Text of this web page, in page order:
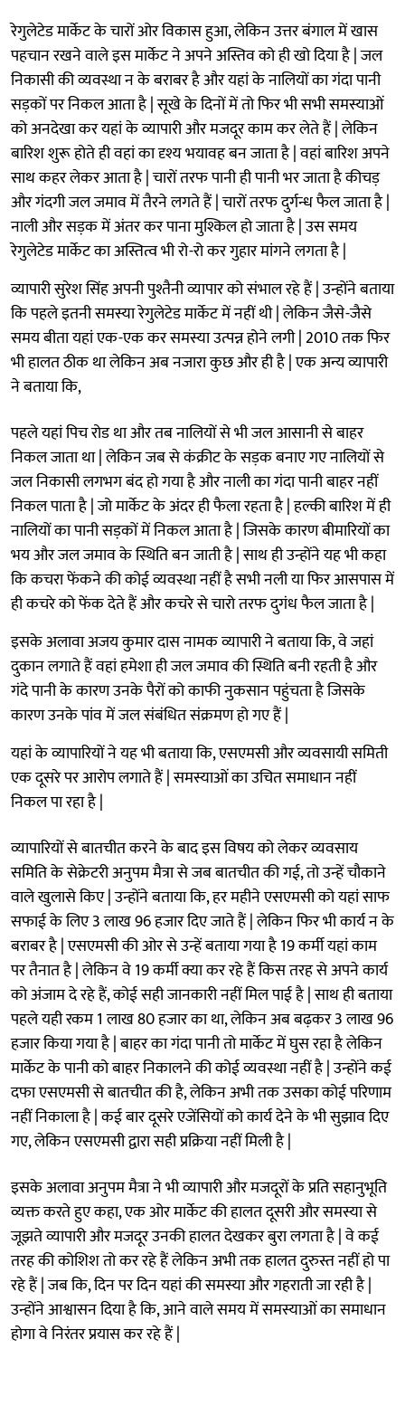
रेगुलेटेड मार्केट के चारों ओर विकास हुआ, लेकिन उत्तर बंगाल में खास
पहचान रखने वाले इस मार्केट ने अपने अस्तिव को ही खो दिया है | जल
निकासी की व्यवस्था न के बराबर है और यहां के नालियों का गंदा पानी
सड़कों पर निकल आता है | सूखे के दिनों में तो फिर भी सभी समस्याओं
को अनदेखा कर यहां के व्यापारी और मजदूर काम कर लेते हैं | लेकिन
बारिश शुरू होते ही वहां का दृश्य भयावह बन जाता है | वहां बारिश अपने
साथ कहर लेकर आता है | चारों तरफ पानी ही पानी भर जाता है कीचड़
और गंदगी जल जमाव में तैरने लगते हैं | चारों तरफ दुर्गन्ध फैल जाता है |
नाली और सड़क में अंतर कर पाना मुश्किल हो जाता है | उस समय
रेगुलेटेड मार्केट का अस्तित्व भी रो-रो कर गुहार मांगने लगता है |
व्यापारी सुरेश सिंह अपनी पुश्तैनी व्यापार को संभाल रहे हैं | उन्होंने बताया
कि पहले इतनी समस्या रेगुलेटेड मार्केट में नहीं थी | लेकिन जैसे-जैसे
समय बीता यहां एक-एक कर समस्या उत्पन्न होने लगी | 2010 तक फिर
भी हालत ठीक था लेकिन अब नजारा कुछ और ही है | एक अन्य व्यापारी
ने बताया कि,
पहले यहां पिच रोड था और तब नालियों से भी जल आसानी से बाहर
निकल जाता था | लेकिन जब से कंक्रीट के सड़क बनाए गए नालियों से
जल निकासी लगभग बंद हो गया है और नाली का गंदा पानी बाहर नहीं
निकल पाता है | जो मार्केट के अंदर ही फैला रहता है | हल्की बारिश में ही
नालियों का पानी सड़कों में निकल आता है | जिसके कारण बीमारियों का
भय और जल जमाव के स्थिति बन जाती है | साथ ही उन्होंने यह भी कहा
कि कचरा फेंकने की कोई व्यवस्था नहीं है सभी नली या फिर आसपास में
ही कचरे को फेंक देते हैं और कचरे से चारो तरफ दुगंध फैल जाता है |
इसके अलावा अजय कुमार दास नामक व्यापारी ने बताया कि, वे जहां
दुकान लगाते हैं वहां हमेशा ही जल जमाव की स्थिति बनी रहती है और
गंदे पानी के कारण उनके पैरों को काफी नुकसान पहुंचता है जिसके
कारण उनके पांव में जल संबंधित संक्रमण हो गए हैं |
यहां के व्यापारियों ने यह भी बताया कि, एसएमसी और व्यवसायी समिती
एक दूसरे पर आरोप लगाते हैं | समस्याओं का उचित समाधान नहीं
निकल पा रहा है |
व्यापारियों से बातचीत करने के बाद इस विषय को लेकर व्यवसाय
समिति के सेक्रेटरी अनुपम मैत्रा से जब बातचीत की गई, तो उन्हें चौकाने
वाले खुलासे किए | उन्होंने बताया कि, हर महीने एसएमसी को यहां साफ
सफाई के लिए 3 लाख 96 हजार दिए जाते हैं | लेकिन फिर भी कार्य न के
बराबर है | एसएमसी की ओर से उन्हें बताया गया है 19 कर्मी यहां काम
पर तैनात है | लेकिन वे 19 कर्मी क्या कर रहे हैं किस तरह से अपने कार्य
को अंजाम दे रहे हैं, कोई सही जानकारी नहीं मिल पाई है | साथ ही बताया
पहले यही रकम 1 लाख 80 हजार का था, लेकिन अब बढ़कर 3 लाख 96
हजार किया गया है | बाहर का गंदा पानी तो मार्केट में घुस रहा है लेकिन
मार्केट के पानी को बाहर निकालने की कोई व्यवस्था नहीं है | उन्होंने कई
दफा एसएमसी से बातचीत की है, लेकिन अभी तक उसका कोई परिणाम
नहीं निकाला है | कई बार दूसरे एजेंसियों को कार्य देने के भी सुझाव दिए
गए, लेकिन एसएमसी द्वारा सही प्रक्रिया नहीं मिली है |
इसके अलावा अनुपम मैत्रा ने भी व्यापारी और मजदूरों के प्रति सहानुभूति
व्यक्त करते हुए कहा, एक ओर मार्केट की हालत दूसरी और समस्या से
जूझते व्यापारी और मजदूर उनकी हालत देखकर बुरा लगता है | वे कई
तरह की कोशिश तो कर रहे हैं लेकिन अभी तक हालत दुरुस्त नहीं हो पा
रहे हैं | जब कि, दिन पर दिन यहां की समस्या और गहराती जा रही है |
उन्होंने आश्वासन दिया है कि, आने वाले समय में समस्याओं का समाधान
होगा वे निरंतर प्रयास कर रहे हैं |